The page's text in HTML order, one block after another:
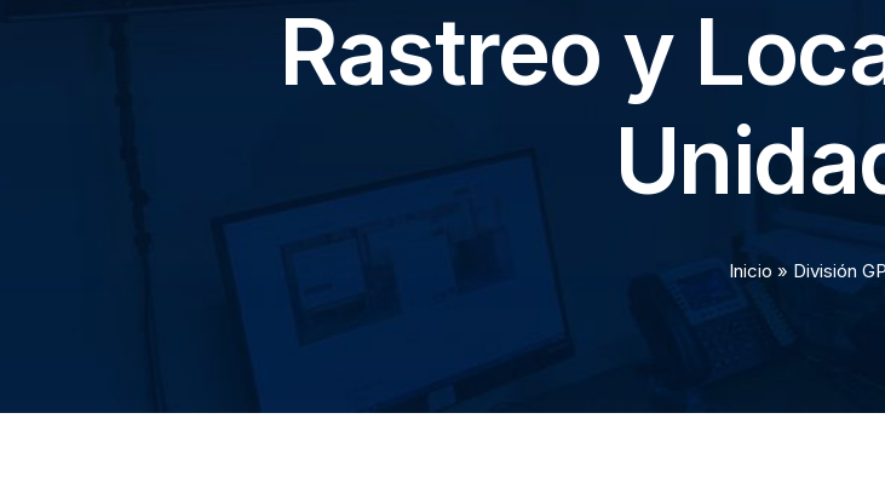
Rastreo y
Inicio » División